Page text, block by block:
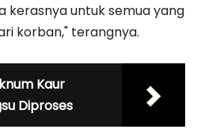
kerasnya untuk semua yang
korban," terangnya.
Kaur
Diproses